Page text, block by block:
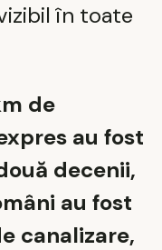
în toate
de
au fost
decenii,
au fost
canalizare,